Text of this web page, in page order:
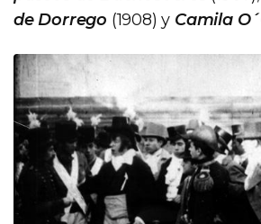
de Dorrego (1908) y Camila